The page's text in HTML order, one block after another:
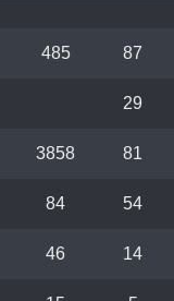
485 87
29
3858 81
84 54
46 14